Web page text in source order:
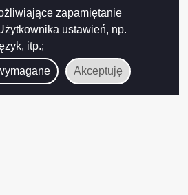
zapamiętanie
ustawień, np.
itp.;
Akceptuję